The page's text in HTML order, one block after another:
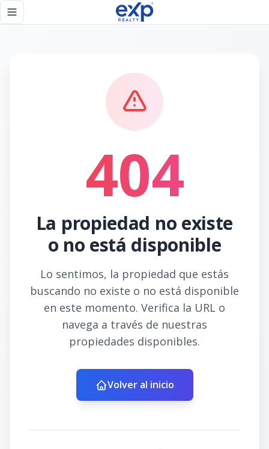
Toggle navigation menu
404
La propiedad no existe
o no está disponible
Lo sentimos, la propiedad que estás
buscando no existe o no está disponible
en este momento. Verifica la URL o
navega a través de nuestras
propiedades disponibles.
Volver al inicio
Página no encontrada - eXp Realty República Dominicana